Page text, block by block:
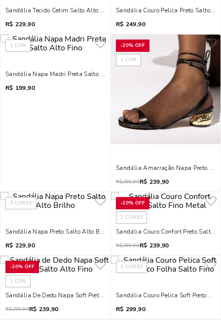
Sandália Tecido Cetim Salto Alto Preto Bico Redondo
R$ 229,90
Sandália Couro Pelica Preto Salto
R$ 249,90
1 COR
Sandália Napa Madri Preta Salto Alto Fino
R$ 199,90
-20% OFF
1 COR
Sandália Amarração Napa Preto
R$299,90R$ 239,90
3 CORES
Sandália Napa Preto Salto Alto Brilho
R$ 229,90
-20% OFF
2 CORES
Sandália Couro Confort Preto Salto
R$299,90R$ 239,90
-20% OFF
1 COR
Sandália De Dedo Napa Soft Preta Salto Alto Fino
R$299,90R$ 239,90
2 CORES
Sandália Couro Pelica Soft Preto
R$ 299,90